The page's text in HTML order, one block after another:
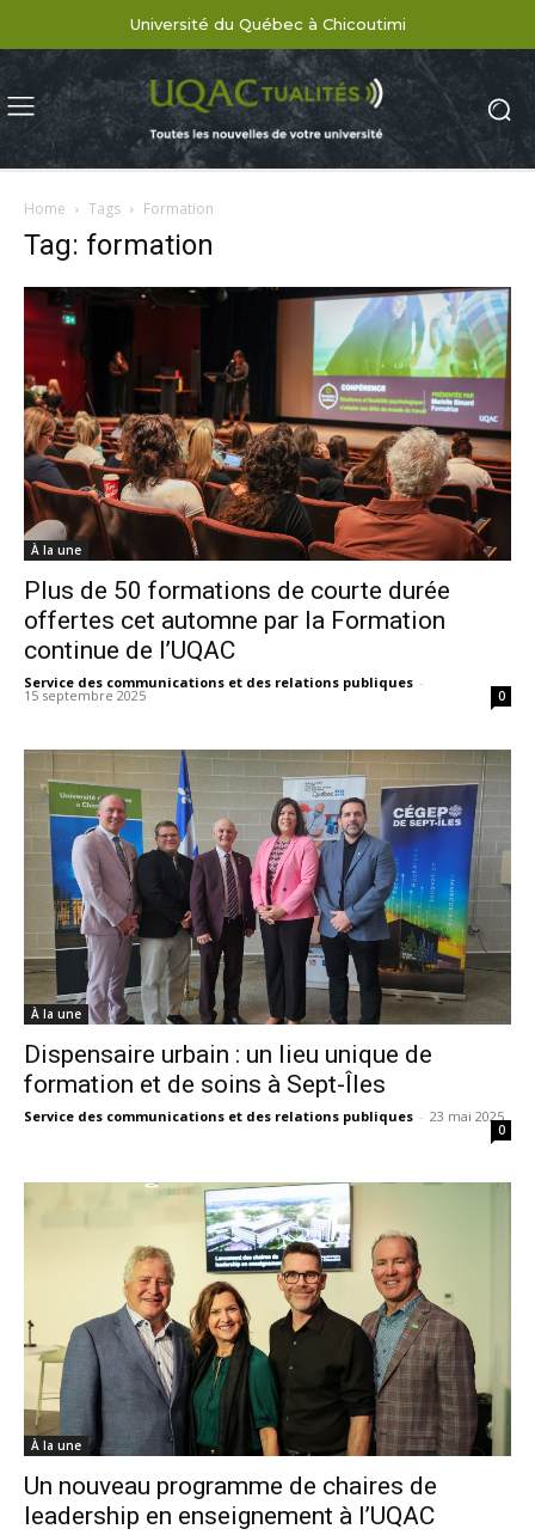
Université du Québec à Chicoutimi
Home Tags Formation
Tag: formation
À la une
Plus de 50 formations de courte durée
offertes cet automne par la Formation
continue de l’UQAC
Service des communications et des relations publiques -
15 septembre 2025 0
À la une
Dispensaire urbain : un lieu unique de
formation et de soins à Sept-Îles
Service des communications et des relations publiques - 23 mai 2025
0
À la une
Un nouveau programme de chaires de
leadership en enseignement à l’UQAC